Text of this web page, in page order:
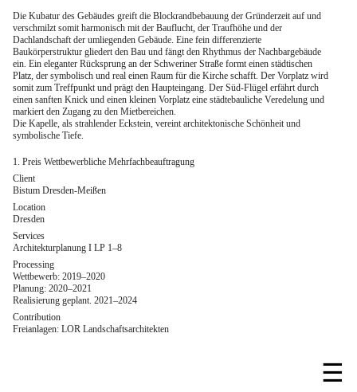
Die Kubatur des Gebäudes greift die Blockrandbebauung der Gründerzeit auf und
verschmilzt somit harmonisch mit der Bauflucht, der Traufhöhe und der
Dachlandschaft der umliegenden Gebäude. Eine fein differenzierte
Baukörperstruktur gliedert den Bau und fängt den Rhythmus der Nachbargebäude
ein. Ein eleganter Rücksprung an der Schweriner Straße formt einen städtischen
Platz, der symbolisch und real einen Raum für die Kirche schafft. Der Vorplatz wird
somit zum Treffpunkt und prägt den Haupteingang. Der Süd-Flügel erfährt durch
einen sanften Knick und einen kleinen Vorplatz eine städtebauliche Veredelung und
markiert den Zugang zu den Mietbereichen.
Die Kapelle, als strahlender Eckstein, vereint architektonische Schönheit und
symbolische Tiefe.
1. Preis Wettbewerbliche Mehrfachbeauftragung
Client
Bistum Dresden-Meißen
Location
Dresden
Services
Architekturplanung I LP 1–8
Processing
Wettbewerb: 2019–2020
Planung: 2020–2021
Realisierung geplant. 2021–2024
Contribution
Freianlagen: LOR Landschaftsarchitekten
☰